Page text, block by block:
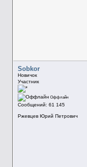
Sobkor
Новичок
Участник
Оффлайн
Сообщений: 61 145
Ржевцев Юрий Петрович